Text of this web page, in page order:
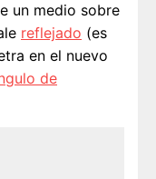
un medio sobre
reflejado (es
en el nuevo
de